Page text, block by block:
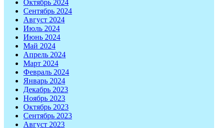
Октябрь 2024
Сентябрь 2024
Август 2024
Июль 2024
Июнь 2024
Май 2024
Апрель 2024
Март 2024
Февраль 2024
Январь 2024
Декабрь 2023
Ноябрь 2023
Октябрь 2023
Сентябрь 2023
Август 2023